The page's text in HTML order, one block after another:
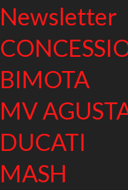
Newsletter
BIMOTA
MV
DUCATI
MASH